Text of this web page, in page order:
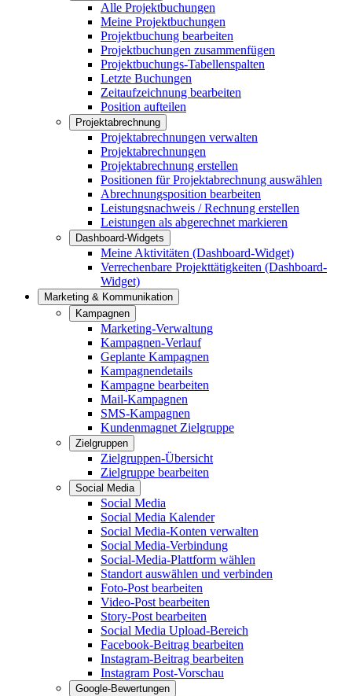
Alle Projektbuchungen
Meine Projektbuchungen
Projektbuchung bearbeiten
Projektbuchungen zusammenfügen
Projektbuchungs-Tabellenspalten
Letzte Buchungen
Zeitaufzeichnung bearbeiten
Position aufteilen
Projektabrechnung
Projektabrechnungen verwalten
Projektabrechnungen
Projektabrechnung erstellen
Positionen für Projektabrechnung auswählen
Abrechnungsposition bearbeiten
Leistungsnachweis / Rechnung erstellen
Leistungen als abgerechnet markieren
Dashboard-Widgets
Meine Aktivitäten (Dashboard-Widget)
Verrechenbare Projekttätigkeiten (Dashboard-
Widget)
Marketing & Kommunikation
Kampagnen
Marketing-Verwaltung
Kampagnen-Verlauf
Geplante Kampagnen
Kampagnendetails
Kampagne bearbeiten
Mail-Kampagnen
SMS-Kampagnen
Kundenmagnet Zielgruppe
Zielgruppen
Zielgruppen-Übersicht
Zielgruppe bearbeiten
Social Media
Social Media
Social Media Kalender
Social Media-Konten verwalten
Social Media-Verbindung
Social-Media-Plattform wählen
Standort auswählen und verbinden
Foto-Post bearbeiten
Video-Post bearbeiten
Story-Post bearbeiten
Social Media Upload-Bereich
Facebook-Beitrag bearbeiten
Instagram-Beitrag bearbeiten
Instagram Post-Vorschau
Google-Bewertungen